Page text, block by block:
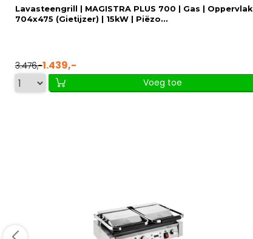
Lavasteengrill | MAGISTRA PLUS 700 | Gas | Oppervlak
704x475 (Gietijzer) | 15kW | Piëzo...
3.476,-1.439,-
Voeg toe